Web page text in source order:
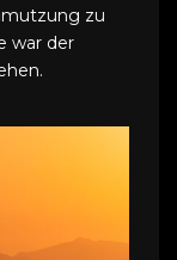
zu
war der